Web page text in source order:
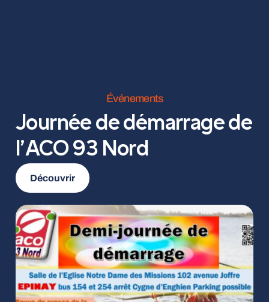
Événements
Journée de démarrage de
l’ACO 93 Nord
Découvrir